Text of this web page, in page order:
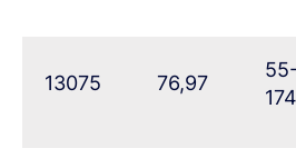
13075 76,97
55-